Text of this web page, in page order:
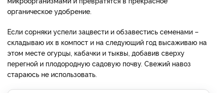
органическое удобрение.
Если сорняки успели зацвести и обзавестись семенами –
складываю их в компост и на следующий год высаживаю на
этом месте огурцы, кабачки и тыквы, добавив сверху
перегной и плодородную садовую почву. Свежий навоз
стараюсь не использовать.